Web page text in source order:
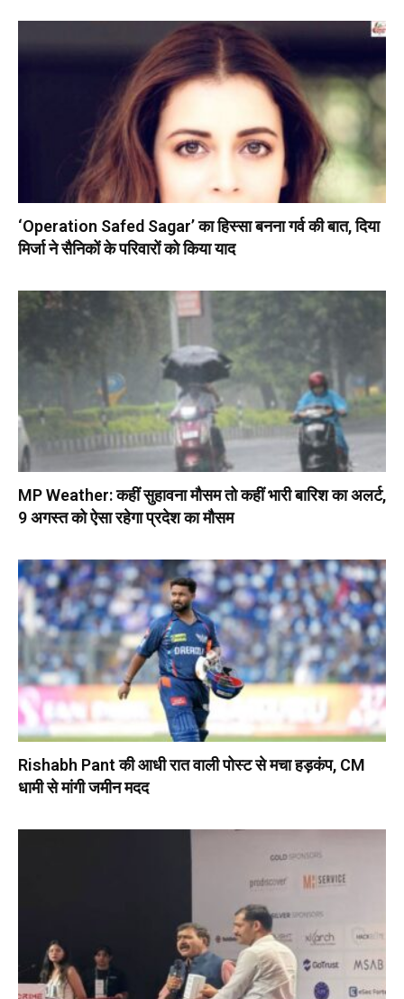
‘Operation Safed Sagar’ का हिस्सा बनना गर्व की बात, दिया
मिर्जा ने सैनिकों के परिवारों को किया याद
MP Weather: कहीं सुहावना मौसम तो कहीं भारी बारिश का अलर्ट,
9 अगस्त को ऐसा रहेगा प्रदेश का मौसम
Rishabh Pant की आधी रात वाली पोस्ट से मचा हड़कंप, CM
धामी से मांगी जमीन मदद